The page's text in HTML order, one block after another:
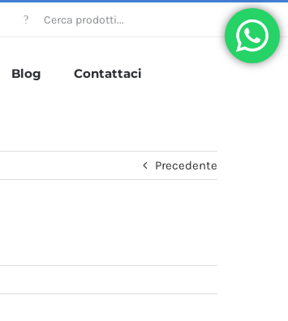
Cercare:
Blog Contattaci
Precedente